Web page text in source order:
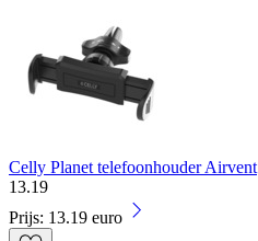
Celly Planet telefoonhouder Airvent
13.19
Prijs: 13.19 euro